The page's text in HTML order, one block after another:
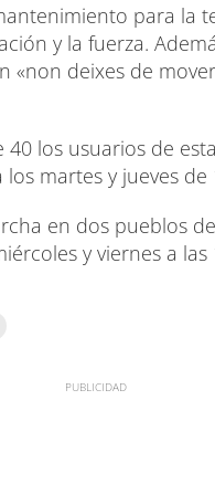
para la
y la fuerza.
«non deixes de
40 los usuarios de
martes y jueves de
en dos pueblos
y viernes a